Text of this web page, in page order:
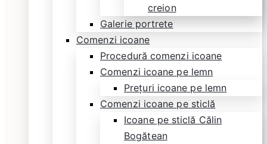
creion
Galerie portrete
Comenzi icoane
Procedură comenzi icoane
Comenzi icoane pe lemn
Prețuri icoane pe lemn
Comenzi icoane pe sticlă
Icoane pe sticlă Călin
Bogătean